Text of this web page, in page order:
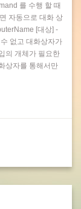
를 수행 할 때
자동으로 대화 상
[대상] -
없고 대화상자가
의 개체가 필요한
상자를 통해서만